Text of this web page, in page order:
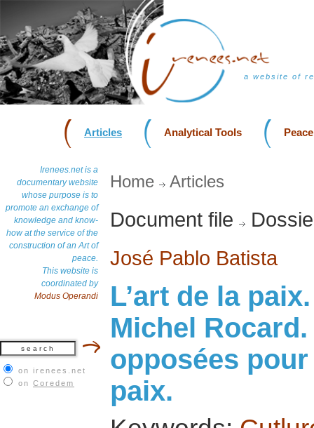
a website of
Articles Analytical Tools
Irenees.net is a
documentary website
whose purpose is to
promote an exchange of
knowledge and know-
how at the service of the
construction of an Art of
peace.
This website is
coordinated by
Modus Operandi
on irenees.net
on Coredem
Home Articles
Document file
José Pablo Batista
L’art de la
Michel
opposées
paix.